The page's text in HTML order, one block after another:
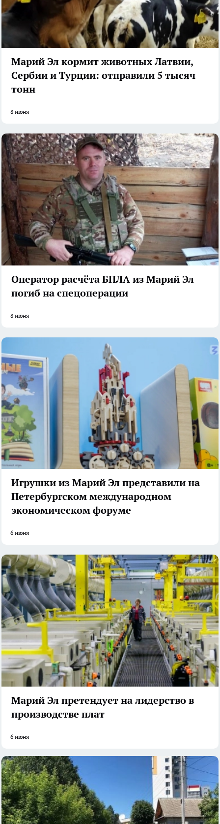
Марий Эл кормит животных Латвии,
Сербии и Турции: отправили 5 тысяч
тонн
8 июня
Оператор расчёта БПЛА из Марий Эл
погиб на спецоперации
8 июня
Игрушки из Марий Эл представили на
Петербургском международном
экономическом форуме
6 июня
Марий Эл претендует на лидерство в
производстве плат
6 июня